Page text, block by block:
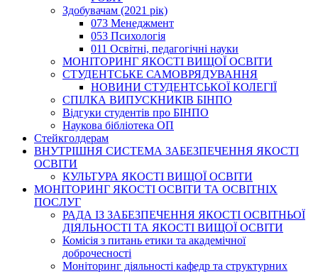
Здобувачам (2021 рік)
073 Менеджмент
053 Психологія
011 Освітні, педагогічні науки
МОНІТОРИНГ ЯКОСТІ ВИЩОЇ ОСВІТИ
СТУДЕНТСЬКЕ САМОВРЯДУВАННЯ
НОВИНИ СТУДЕНТСЬКОЇ КОЛЕГІЇ
СПІЛКА ВИПУСКНИКІВ БІНПО
Відгуки студентів про БІНПО
Наукова бібліотека ОП
Стейкголдерам
ВНУТРІШНЯ СИСТЕМА ЗАБЕЗПЕЧЕННЯ ЯКОСТІ
ОСВІТИ
КУЛЬТУРА ЯКОСТІ ВИЩОЇ ОСВІТИ
МОНІТОРИНГ ЯКОСТІ ОСВІТИ ТА ОСВІТНІХ
ПОСЛУГ
РАДА ІЗ ЗАБЕЗПЕЧЕННЯ ЯКОСТІ ОСВІТНЬОЇ
ДІЯЛЬНОСТІ ТА ЯКОСТІ ВИЩОЇ ОСВІТИ
Комісія з питань етики та академічної
доброчесності
Моніторинг діяльності кафедр та структурних